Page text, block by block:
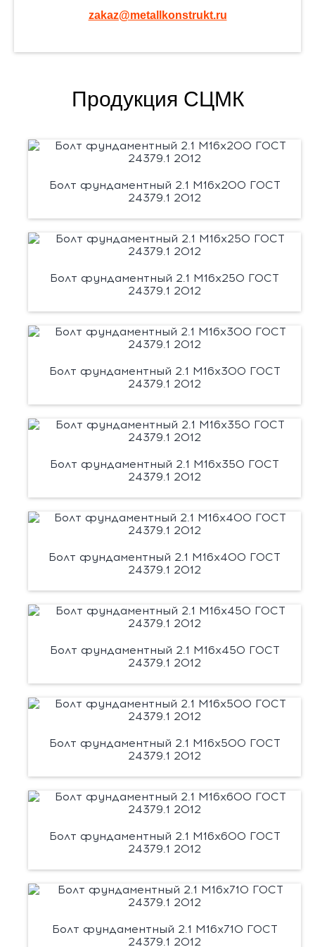
zakaz@metallkonstrukt.ru
Продукция СЦМК
Болт фундаментный 2.1 М16х200 ГОСТ
24379.1 2012
Болт фундаментный 2.1 М16х250 ГОСТ
24379.1 2012
Болт фундаментный 2.1 М16х300 ГОСТ
24379.1 2012
Болт фундаментный 2.1 М16х350 ГОСТ
24379.1 2012
Болт фундаментный 2.1 М16х400 ГОСТ
24379.1 2012
Болт фундаментный 2.1 М16х450 ГОСТ
24379.1 2012
Болт фундаментный 2.1 М16х500 ГОСТ
24379.1 2012
Болт фундаментный 2.1 М16х600 ГОСТ
24379.1 2012
Болт фундаментный 2.1 М16х710 ГОСТ
24379.1 2012